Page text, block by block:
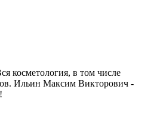
косметология, в том числе
Ильин Максим Викторович -